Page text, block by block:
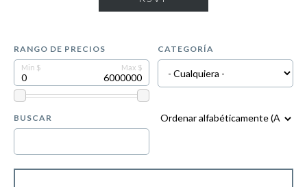
RANGO DE PRECIOS CATEGORÍA
BUSCAR